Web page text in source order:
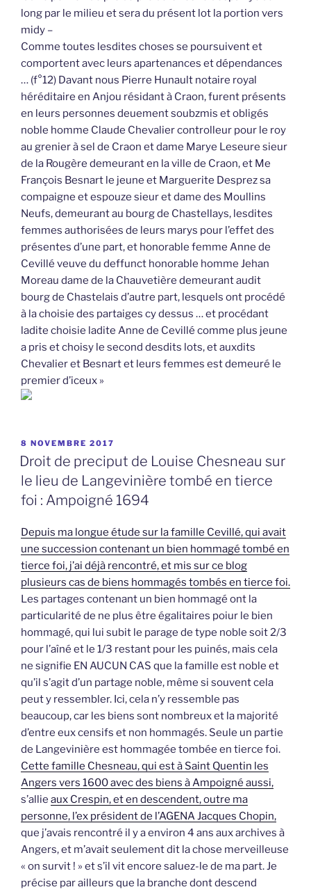
long par le milieu et sera du présent lot la portion vers
midy –
Comme toutes lesdites choses se poursuivent et
comportent avec leurs apartenances et dépendances
… (f°12) Davant nous Pierre Hunault notaire royal
héréditaire en Anjou résidant à Craon, furent présents
en leurs personnes deuement soubzmis et obligés
noble homme Claude Chevalier controlleur pour le roy
au grenier à sel de Craon et dame Marye Leseure sieur
de la Rougère demeurant en la ville de Craon, et Me
François Besnart le jeune et Marguerite Desprez sa
compaigne et espouze sieur et dame des Moullins
Neufs, demeurant au bourg de Chastellays, lesdites
femmes authorisées de leurs marys pour l’effet des
présentes d’une part, et honorable femme Anne de
Cevillé veuve du deffunct honorable homme Jehan
Moreau dame de la Chauvetière demeurant audit
bourg de Chastelais d’autre part, lesquels ont procédé
à la choisie des partaiges cy dessus … et procédant
ladite choisie ladite Anne de Cevillé comme plus jeune
a pris et choisy le second desdits lots, et auxdits
Chevalier et Besnart et leurs femmes est demeuré le
premier d’iceux »
PUBLIÉ
LE
8 NOVEMBRE 2017
Droit de preciput de Louise Chesneau sur
le lieu de Langevinière tombé en tierce
foi : Ampoigné 1694
Depuis ma longue étude sur la famille Cevillé, qui avait
une succession contenant un bien hommagé tombé en
tierce foi, j’ai déjà rencontré, et mis sur ce blog
plusieurs cas de biens hommagés tombés en tierce foi.
Les partages contenant un bien hommagé ont la
particularité de ne plus être égalitaires poiur le bien
hommagé, qui lui subit le parage de type noble soit 2/3
pour l’aîné et le 1/3 restant pour les puinés, mais cela
ne signifie EN AUCUN CAS que la famille est noble et
qu’il s’agit d’un partage noble, même si souvent cela
peut y ressembler. Ici, cela n’y ressemble pas
beaucoup, car les biens sont nombreux et la majorité
d’entre eux censifs et non hommagés. Seule un partie
de Langevinière est hommagée tombée en tierce foi.
Cette famille Chesneau, qui est à Saint Quentin les
Angers vers 1600 avec des biens à Ampoigné aussi,
s’allie aux Crespin, et en descendent, outre ma
personne, l’ex président de l’AGENA Jacques Chopin,
que j’avais rencontré il y a environ 4 ans aux archives à
Angers, et m’avait seulement dit la chose merveilleuse
« on survit ! » et s’il vit encore saluez-le de ma part. Je
précise par ailleurs que la branche dont descend